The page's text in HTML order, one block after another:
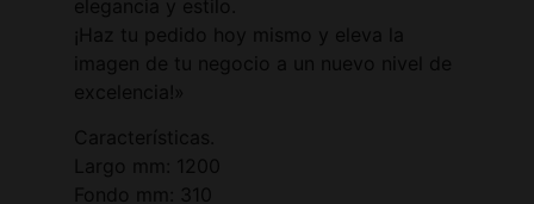
elegancia y estilo.
¡Haz tu pedido hoy mismo y eleva la
imagen de tu negocio a un nuevo nivel de
excelencia!»
Características.
Largo mm: 1200
Fondo mm: 310